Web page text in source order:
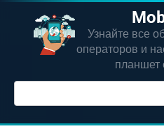
Перейти
контенту
Узнайте все
операторов и
планшет
Поиск: